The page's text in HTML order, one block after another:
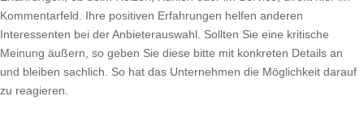
Kommentarfeld. Ihre positiven Erfahrungen helfen anderen
Interessenten bei der Anbieterauswahl. Sollten Sie eine kritische
Meinung äußern, so geben Sie diese bitte mit konkreten Details an
und bleiben sachlich. So hat das Unternehmen die Möglichkeit darauf
zu reagieren.